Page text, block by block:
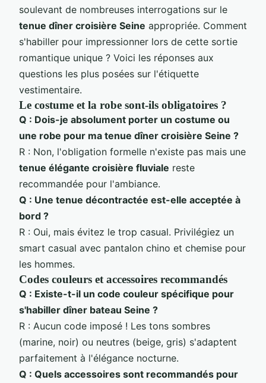
soulevant de nombreuses interrogations sur le
tenue dîner croisière Seine appropriée. Comment
s'habiller pour impressionner lors de cette sortie
romantique unique ? Voici les réponses aux
questions les plus posées sur l'étiquette
vestimentaire.
Le costume et la robe sont-ils obligatoires ?
Q : Dois-je absolument porter un costume ou
une robe pour ma tenue dîner croisière Seine ?
R : Non, l'obligation formelle n'existe pas mais une
tenue élégante croisière fluviale reste
recommandée pour l'ambiance.
Q : Une tenue décontractée est-elle acceptée à
bord ?
R : Oui, mais évitez le trop casual. Privilégiez un
smart casual avec pantalon chino et chemise pour
les hommes.
Codes couleurs et accessoires recommandés
Q : Existe-t-il un code couleur spécifique pour
s'habiller dîner bateau Seine ?
R : Aucun code imposé ! Les tons sombres
(marine, noir) ou neutres (beige, gris) s'adaptent
parfaitement à l'élégance nocturne.
Q : Quels accessoires sont recommandés pour